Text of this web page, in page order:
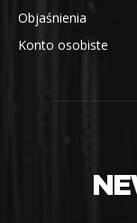
Objaśnienia
Konto osobiste